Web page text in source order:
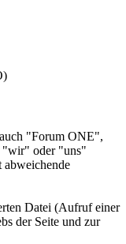
"Forum ONE",
"wir" oder "uns"
abweichende
Datei (Aufruf einer
der Seite und zur